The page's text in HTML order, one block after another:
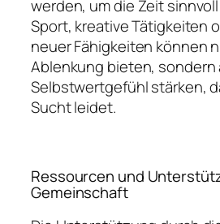
werden, um die Zeit
Sport, kreative Tätigkeiten
neuer Fähigkeiten können
Ablenkung bieten, sondern
Selbstwertgefühl stärken,
Sucht leidet.
Ressourcen und
Gemeinschaft